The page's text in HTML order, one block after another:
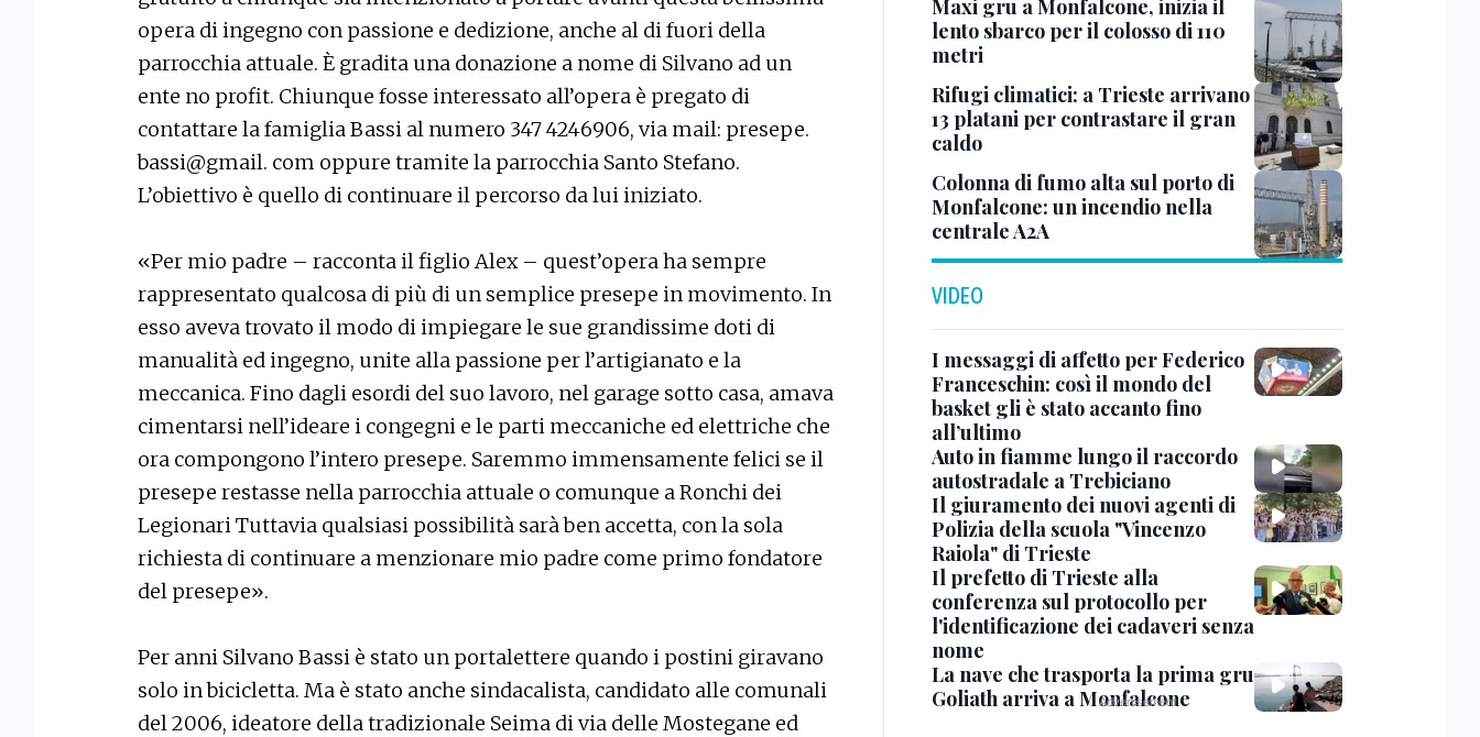
opera di ingegno con passione e dedizione, anche al di fuori della
parrocchia attuale. È gradita una donazione a nome di Silvano ad un
ente no profit. Chiunque fosse interessato all’opera è pregato di
contattare la famiglia Bassi al numero 347 4246906, via mail: presepe.
bassi@gmail. com oppure tramite la parrocchia Santo Stefano.
L’obiettivo è quello di continuare il percorso da lui iniziato.
«Per mio padre – racconta il figlio Alex – quest’opera ha sempre
rappresentato qualcosa di più di un semplice presepe in movimento. In
esso aveva trovato il modo di impiegare le sue grandissime doti di
manualità ed ingegno, unite alla passione per l’artigianato e la
meccanica. Fino dagli esordi del suo lavoro, nel garage sotto casa, amava
cimentarsi nell’ideare i congegni e le parti meccaniche ed elettriche che
ora compongono l’intero presepe. Saremmo immensamente felici se il
presepe restasse nella parrocchia attuale o comunque a Ronchi dei
Legionari Tuttavia qualsiasi possibilità sarà ben accetta, con la sola
richiesta di continuare a menzionare mio padre come primo fondatore
del presepe».
Per anni Silvano Bassi è stato un portalettere quando i postini giravano
solo in bicicletta. Ma è stato anche sindacalista, candidato alle comunali
del 2006, ideatore della tradizionale Seima di via delle Mostegane ed
Maxi gru a Monfalcone, inizia il
lento sbarco per il colosso di 110
metri
Rifugi climatici: a Trieste arrivano
13 platani per contrastare il gran
caldo
Colonna di fumo alta sul porto di
Monfalcone: un incendio nella
centrale A2A
VIDEO
I messaggi di affetto per Federico
Franceschin: così il mondo del
basket gli è stato accanto fino
all’ultimo
Auto in fiamme lungo il raccordo
autostradale a Trebiciano
Il giuramento dei nuovi agenti di
Polizia della scuola "Vincenzo
Raiola" di Trieste
Il prefetto di Trieste alla
conferenza sul protocollo per
l'identificazione dei cadaveri senza
nome
La nave che trasporta la prima gru
Goliath arriva a Monfalcone